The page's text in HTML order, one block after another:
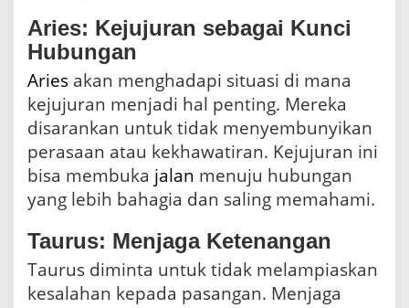
Aries: Kejujuran sebagai Kunci
Hubungan
Aries akan menghadapi situasi di mana
kejujuran menjadi hal penting. Mereka
disarankan untuk tidak menyembunyikan
perasaan atau kekhawatiran. Kejujuran ini
bisa membuka jalan menuju hubungan
yang lebih bahagia dan saling memahami.
Taurus: Menjaga Ketenangan
Taurus diminta untuk tidak melampiaskan
kesalahan kepada pasangan. Menjaga